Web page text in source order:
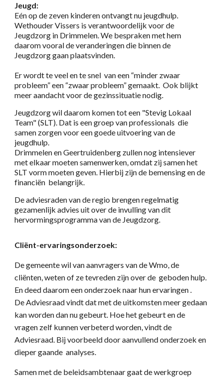
Jeugd:
Eén op de zeven kinderen ontvangt nu jeugdhulp.
Wethouder Vissers is verantwoordelijk voor de
Jeugdzorg in Drimmelen. We bespraken met hem
daarom vooral de veranderingen die binnen de
Jeugdzorg gaan plaatsvinden.
Er wordt te veel en te snel van een “minder zwaar
probleem” een “zwaar probleem” gemaakt. Ook blijkt
meer aandacht voor de gezinssituatie nodig.
Jeugdzorg wil daarom komen tot een "Stevig Lokaal
Team" (SLT). Dat is een groep van professionals die
samen zorgen voor een goede uitvoering van de
jeugdhulp.
Drimmelen en Geertruidenberg zullen nog intensiever
met elkaar moeten samenwerken, omdat zij samen het
SLT vorm moeten geven. Hierbij zijn de bemensing en de
financiën belangrijk.
De adviesraden van de regio brengen regelmatig
gezamenlijk advies uit over de invulling van dit
hervormingsprogramma van de Jeugdzorg.
Cliënt-ervaringsonderzoek:
De gemeente wil van aanvragers van de Wmo, de
cliënten, weten of ze tevreden zijn over de geboden hulp.
En deed daarom een onderzoek naar hun ervaringen .
De Adviesraad vindt dat met de uitkomsten meer gedaan
kan worden dan nu gebeurt. Hoe het gebeurt en de
vragen zelf kunnen verbeterd worden, vindt de
Adviesraad. Bij voorbeeld dooraanvullend onderzoek en
dieper gaande analyses.
Samen met de beleidsambtenaar gaat de werkgroep